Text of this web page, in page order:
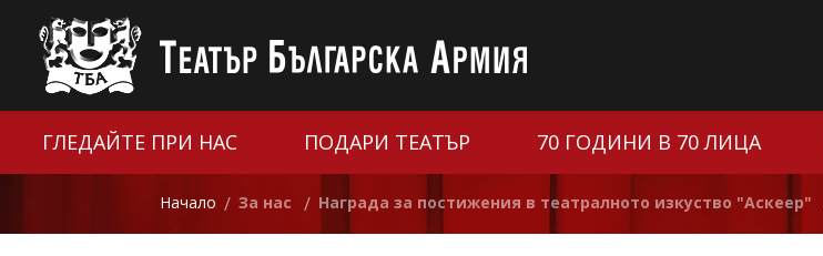
ГЛЕДАЙТЕ ПРИ НАС ПОДАРИ ТЕАТЪР 70 ГОДИНИ В 70 ЛИЦА
Начало / За нас / Награда за постижения в театралното изкуство "Аскеер"